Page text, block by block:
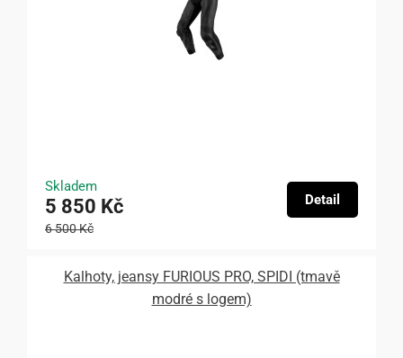
Skladem
5 850 Kč
6 500 Kč
Detail
Kalhoty, jeansy FURIOUS PRO, SPIDI (tmavě
modré s logem)